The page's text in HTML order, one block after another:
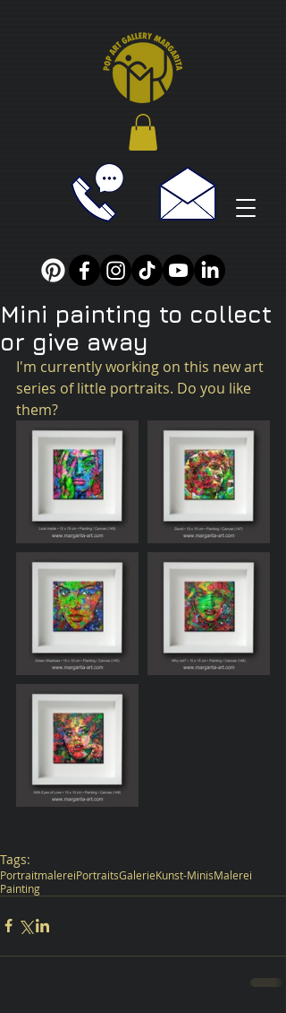
Mini painting to collect
or give away
I'm currently working on this new art
series of little portraits. Do you like
them?
Tags:
PortraitmalereiPortraitsGalerieKunst-MinisMalerei
Painting